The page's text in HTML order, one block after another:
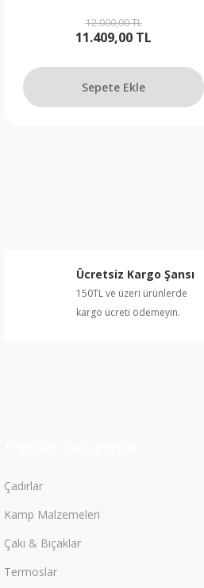
12.000,00 TL
11.409,00 TL
Sepete Ekle
Ücretsiz Kargo Şansı
150TL ve üzeri ürünlerde
kargo ücreti ödemeyin.
Çadırlar
Kamp Malzemeleri
Çakı & Bıçaklar
Termoslar